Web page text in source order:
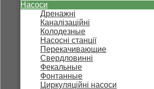
Насоси
Дренажні
Каналізаційні
Колодезные
Насосні станції
Перекачивающие
Свердловинні
Фекальные
Фонтанные
Циркуляційні насоси